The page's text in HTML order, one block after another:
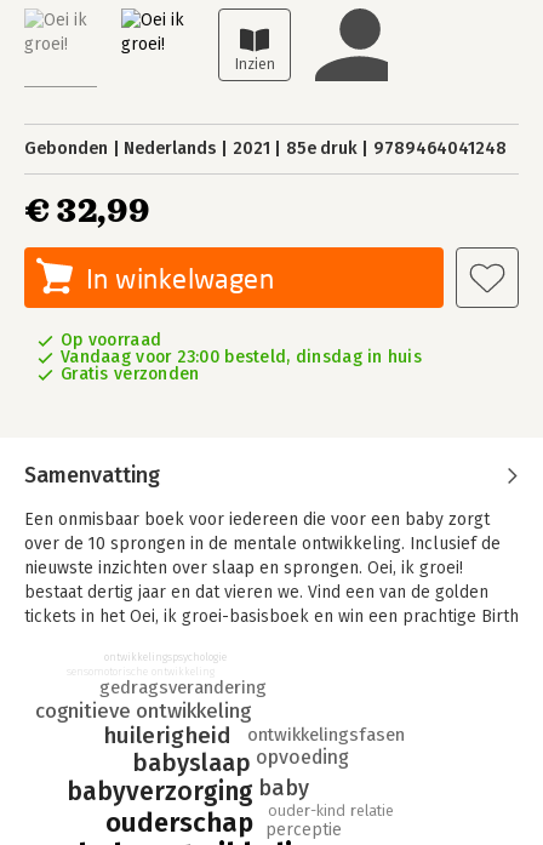
Gebonden Nederlands 2021 85e druk 9789464041248
€ 32,99
In winkelwagen
Op voorraad
Vandaag voor 23:00 besteld, dinsdag in huis
Gratis verzonden
Samenvatting
Een onmisbaar boek voor iedereen die voor een baby zorgt
over de 10 sprongen in de mentale ontwikkeling. Inclusief de
nieuwste inzichten over slaap en sprongen. Oei, ik groei!
bestaat dertig jaar en dat vieren we. Vind een van de golden
tickets in het Oei, ik groei-basisboek en win een prachtige Birth
bestseller geeft unieke inzichten en verklaart waarom je baby
soms fases heeft waarin hij meer huilt, hangeriger is en
humeuriger, slechter slaapt en minder eet. Dit is namelijk
typisch een sprongetje in de mentale ontwikkeling en dus heel
normaal. Een baby groeit namelijk niet alleen lichamelijk in
schokken, maar ook mentaal. Nadat je baby het sprongetje
genomen heeft, kan hij in een keer een heleboel nieuwe
dingen en is hij weer zijn vrolijke zelf. · Ontdek wanneer je
ouderschap
babyverzorging
babyslaap
huilerigheid
baby
opvoeding
cognitieve ontwikkeling
gedragsverandering
ontwikkelingsfasen
ouder-kind relatie
perceptie
sensomotorische ontwikkeling
ontwikkelingspsychologie